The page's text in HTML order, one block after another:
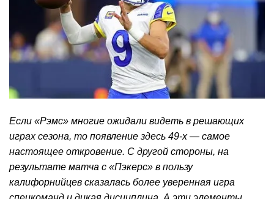
Если «Рэмс» многие ожидали видеть в решающих
играх сезона, то появление здесь 49-х — самое
настоящее откровение. С другой стороны, на
результате матча с «Пэкерс» в пользу
калифорнийцев сказалась более уверенная игра